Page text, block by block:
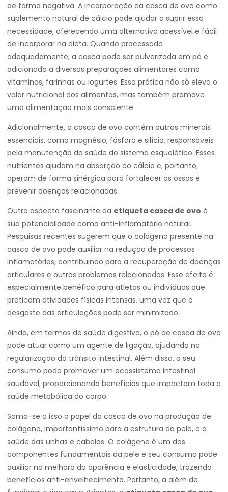
de forma negativa. A incorporação da casca de ovo como
suplemento natural de cálcio pode ajudar a suprir essa
necessidade, oferecendo uma alternativa acessível e fácil
de incorporar na dieta. Quando processada
adequadamente, a casca pode ser pulverizada em pó e
adicionada a diversas preparações alimentares como
vitaminas, farinhas ou iogurtes. Essa prática não só eleva o
valor nutricional dos alimentos, mas também promove
uma alimentação mais consciente.
Adicionalmente, a casca de ovo contém outros minerais
essenciais, como magnésio, fósforo e silício, responsáveis
pela manutenção da saúde do sistema esquelético. Esses
nutrientes ajudam na absorção do cálcio e, portanto,
operam de forma sinérgica para fortalecer os ossos e
prevenir doenças relacionadas.
Outro aspecto fascinante da etiqueta casca de ovo é
sua potencialidade como anti-inflamatório natural.
Pesquisas recentes sugerem que o colágeno presente na
casca de ovo pode auxiliar na redução de processos
inflamatórios, contribuindo para a recuperação de doenças
articulares e outros problemas relacionados. Esse efeito é
especialmente benéfico para atletas ou indivíduos que
praticam atividades físicas intensas, uma vez que o
desgaste das articulações pode ser minimizado.
Ainda, em termos de saúde digestiva, o pó de casca de ovo
pode atuar como um agente de ligação, ajudando na
regularização do trânsito intestinal. Além disso, o seu
consumo pode promover um ecossistema intestinal
saudável, proporcionando benefícios que impactam toda a
saúde metabólica do corpo.
Soma-se a isso o papel da casca de ovo na produção de
colágeno, importantíssimo para a estrutura da pele, e a
saúde das unhas e cabelos. O colágeno é um dos
componentes fundamentais da pele e seu consumo pode
auxiliar na melhora da aparência e elasticidade, trazendo
benefícios anti-envelhecimento. Portanto, a além de